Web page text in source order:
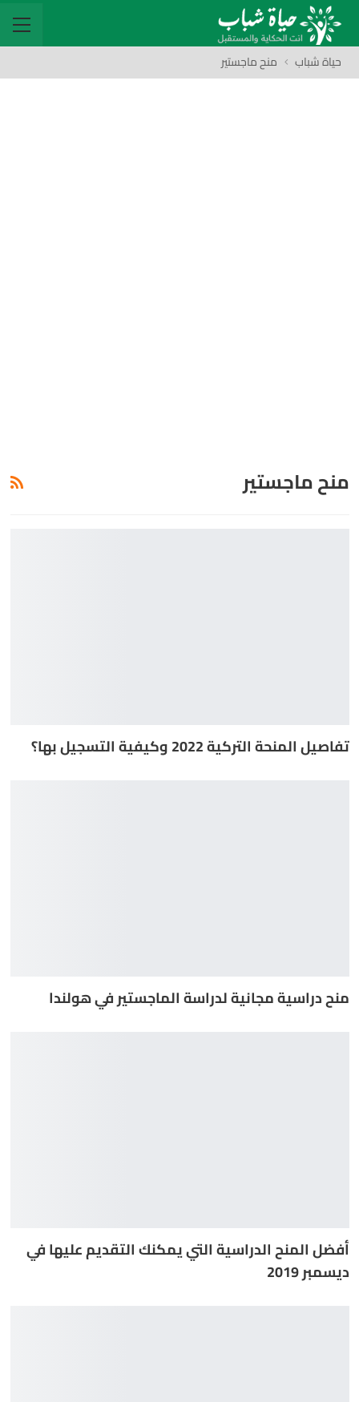
حياة شباب منح ماجستير
منح ماجستير
تفاصيل المنحة التركية 2022 وكيفية التسجيل بها؟
منح دراسية مجانية لدراسة الماجستير في هولندا
أفضل المنح الدراسية التي يمكنك التقديم عليها في
ديسمبر 2019